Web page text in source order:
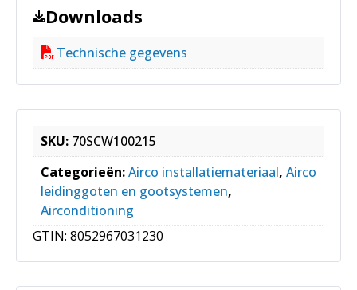
Downloads
Technische gegevens
SKU: 70SCW100215
Categorieën:Airco installatiemateriaal, Airco
leidinggoten en gootsystemen,
Airconditioning
GTIN: 8052967031230